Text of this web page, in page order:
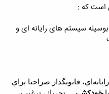
است که :
سیستم های رایانه ای و
جرائم رايانه‌اي، قانونگذار صراحتا براي